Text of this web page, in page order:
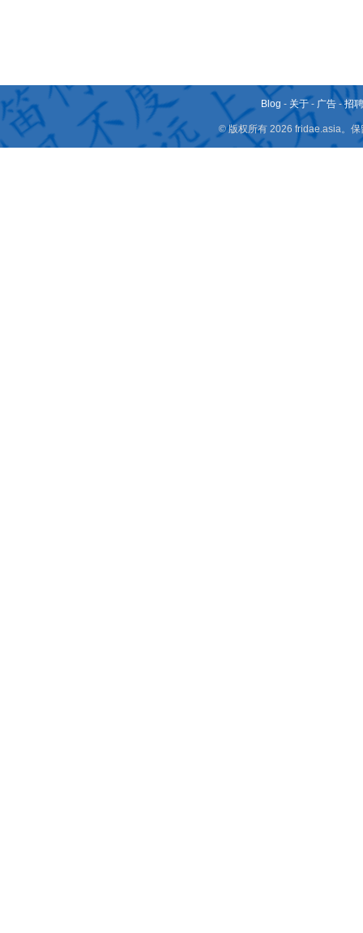
Blog - 关于 - 广告 -招
© 版权所有 2026 fridae.asia。